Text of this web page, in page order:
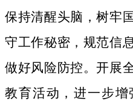
保持清醒头脑，树牢
守工作秘密，规范信
做好风险防控。开展
教育活动，进一步